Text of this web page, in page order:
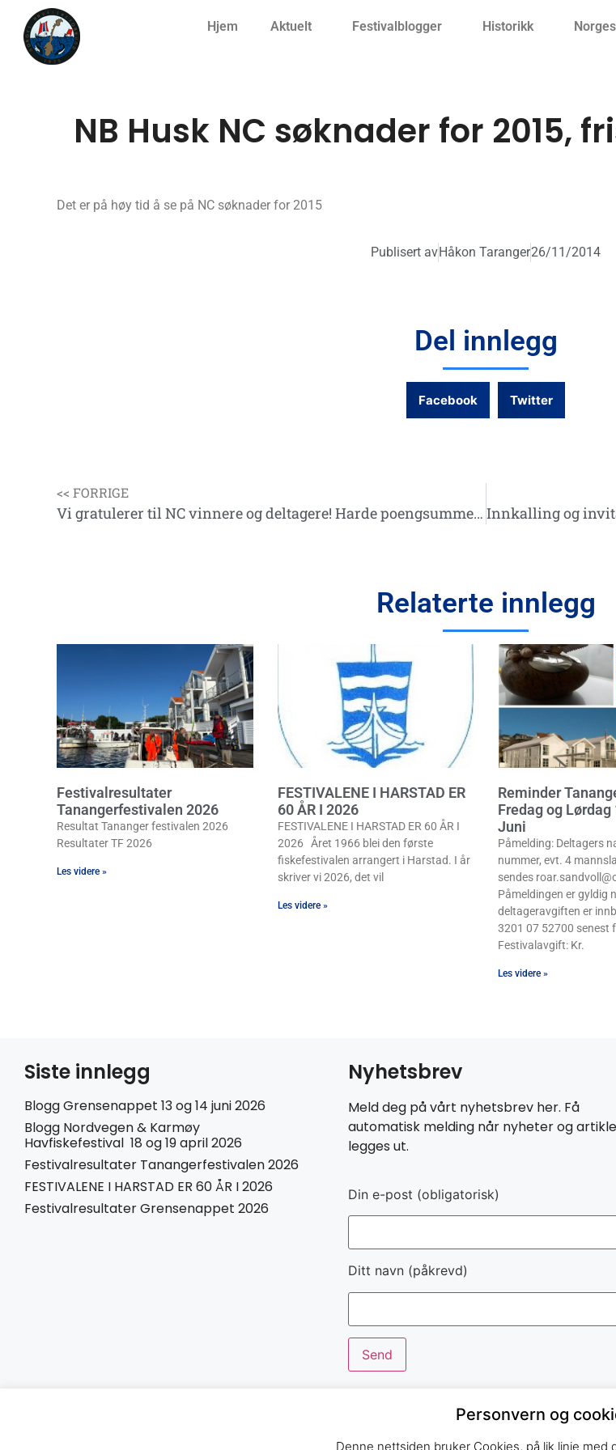
Hjem Aktuelt Festivalblogger Historikk
NB Husk NC søknader for 2015,
Det er på høy tid å se på NC søknader for 2015
Publisert avHåkon Taranger26/11/2014
Del innlegg
Facebook Twitter
<< FORRIGE
Vi gratulerer til NC vinnere og deltagere! Harde poengsummer i årets NC!
Relaterte innlegg
Festivalresultater
Tanangerfestivalen 2026
Resultat Tananger festivalen 2026
Resultater TF 2026
Les videre »
FESTIVALENE I HARSTAD ER
60 ÅR I 2026
FESTIVALENE I HARSTAD ER 60 ÅR I
2026 Året 1966 blei den første
fiskefestivalen arrangert i Harstad. I år
skriver vi 2026, det vil
Les videre »
Reminder
Fredag og Lørdag
Juni
Påmelding: Deltagers
nummer, evt. 4
sendes
Påmeldingen er gyldig
deltageravgiften er
3201 07 52700 senest
Festivalavgift: Kr.
Les videre »
Siste innlegg
Blogg Grensenappet 13 og 14 juni 2026
Blogg Nordvegen & Karmøy
Havfiskefestival 18 og 19 april 2026
Festivalresultater Tanangerfestivalen 2026
FESTIVALENE I HARSTAD ER 60 ÅR I 2026
Festivalresultater Grensenappet 2026
Nyhetsbrev
Meld deg på vårt nyhetsbrev her. Få
automatisk melding når nyheter og
legges ut.
Din e-post (obligatorisk)
Ditt navn (påkrevd)
Personvern og
Denne nettsiden bruker Cookies, på lik linje med